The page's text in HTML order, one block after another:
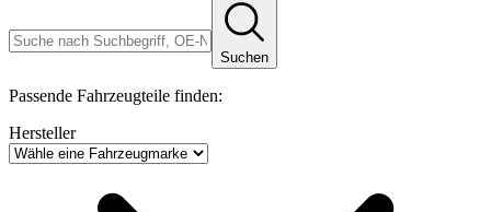
Suchen
Passende Fahrzeugteile finden:
Hersteller